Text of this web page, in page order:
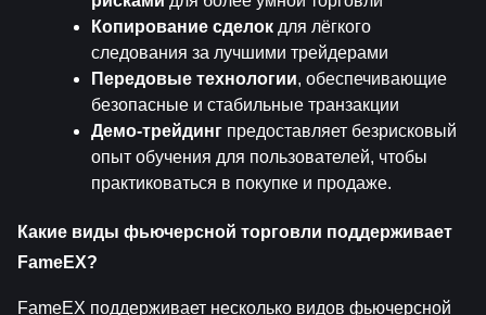
Копирование сделок для лёгкого
следования за лучшими трейдерами
Передовые технологии, обеспечивающие
безопасные и стабильные транзакции
Демо-трейдинг предоставляет безрисковый
опыт обучения для пользователей, чтобы
практиковаться в покупке и продаже.
Какие виды фьючерсной торговли поддерживает
FameEX?
FameEX поддерживает несколько видов фьючерсной